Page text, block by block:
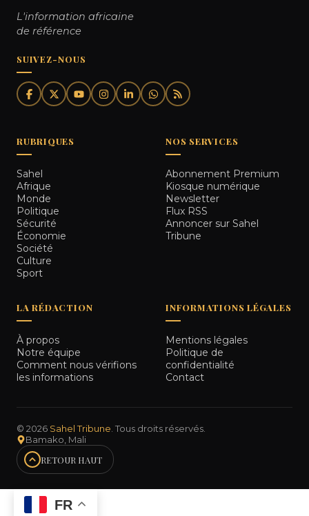
L'information africaine
de référence
SUIVEZ-NOUS
RUBRIQUES
Sahel
Afrique
Monde
Politique
Sécurité
Économie
Société
Culture
Sport
NOS SERVICES
Abonnement Premium
Kiosque numérique
Newsletter
Flux RSS
Annoncer sur Sahel
Tribune
LA RÉDACTION
À propos
Notre équipe
Comment nous vérifions
les informations
INFORMATIONS LÉGALES
Mentions légales
Politique de
confidentialité
Contact
© 2026 Sahel Tribune . Tous droits réservés.
Bamako, Mali
RETOUR HAUT
FR